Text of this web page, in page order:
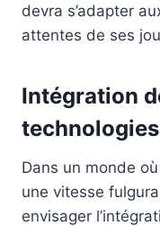
devra s’adapter
attentes de ses
Intégration
technologies
Dans un monde
une vitesse
envisager